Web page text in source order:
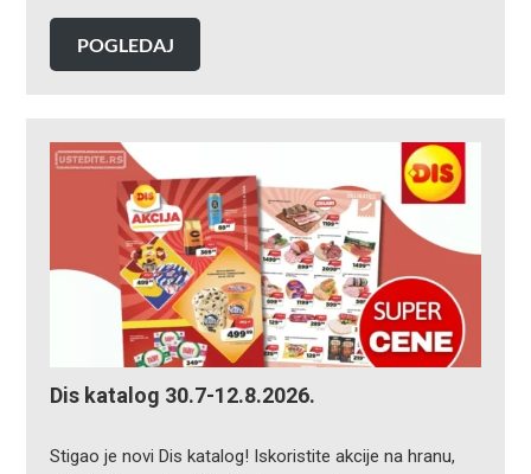
POGLEDAJ
Dis katalog 30.7-12.8.2026.
Stigao je novi Dis katalog! Iskoristite akcije na hranu,